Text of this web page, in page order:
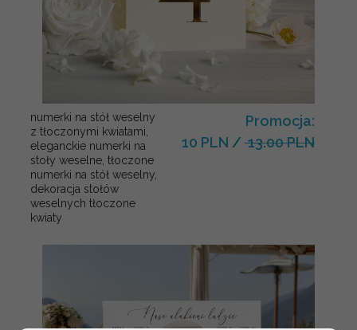
numerki na stół weselny
z tłoczonymi kwiatami,
eleganckie numerki na
stoły weselne, tłoczone
numerki na stół weselny,
dekoracja stołów
weselnych tłoczone
kwiaty
Promocja:
10 PLN / 13.00 PLN